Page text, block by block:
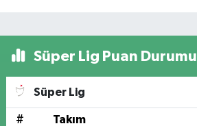
Süper Lig Puan Durumu
Süper Lig
# Takım